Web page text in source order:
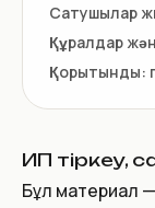
Сатушылар
Құралдар
Қорытынды:
ИП тіркеу,
Бұл материал